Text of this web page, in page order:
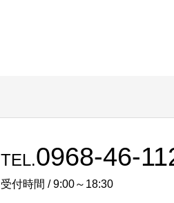
TEL.0968-46-
受付時間 / 9:00～18:30